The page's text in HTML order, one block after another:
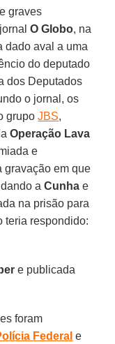
graves
jornalO Globo, na
dado aval a uma
do deputado
dos Deputados
o jornal, os
grupoJBS,
Operação Lava
e
gravação em que
dando aCunha e
na prisão para
teria respondido:
e publicada
foram
Federal e